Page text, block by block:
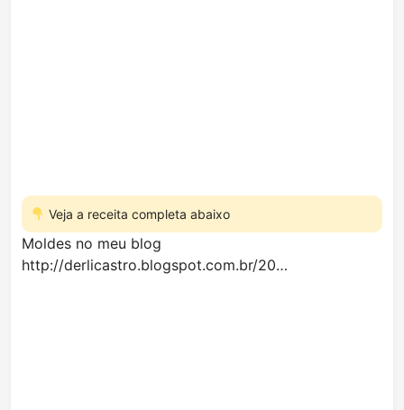
Veja a receita completa abaixo
Moldes no meu blog
http://derlicastro.blogspot.com.br/20…